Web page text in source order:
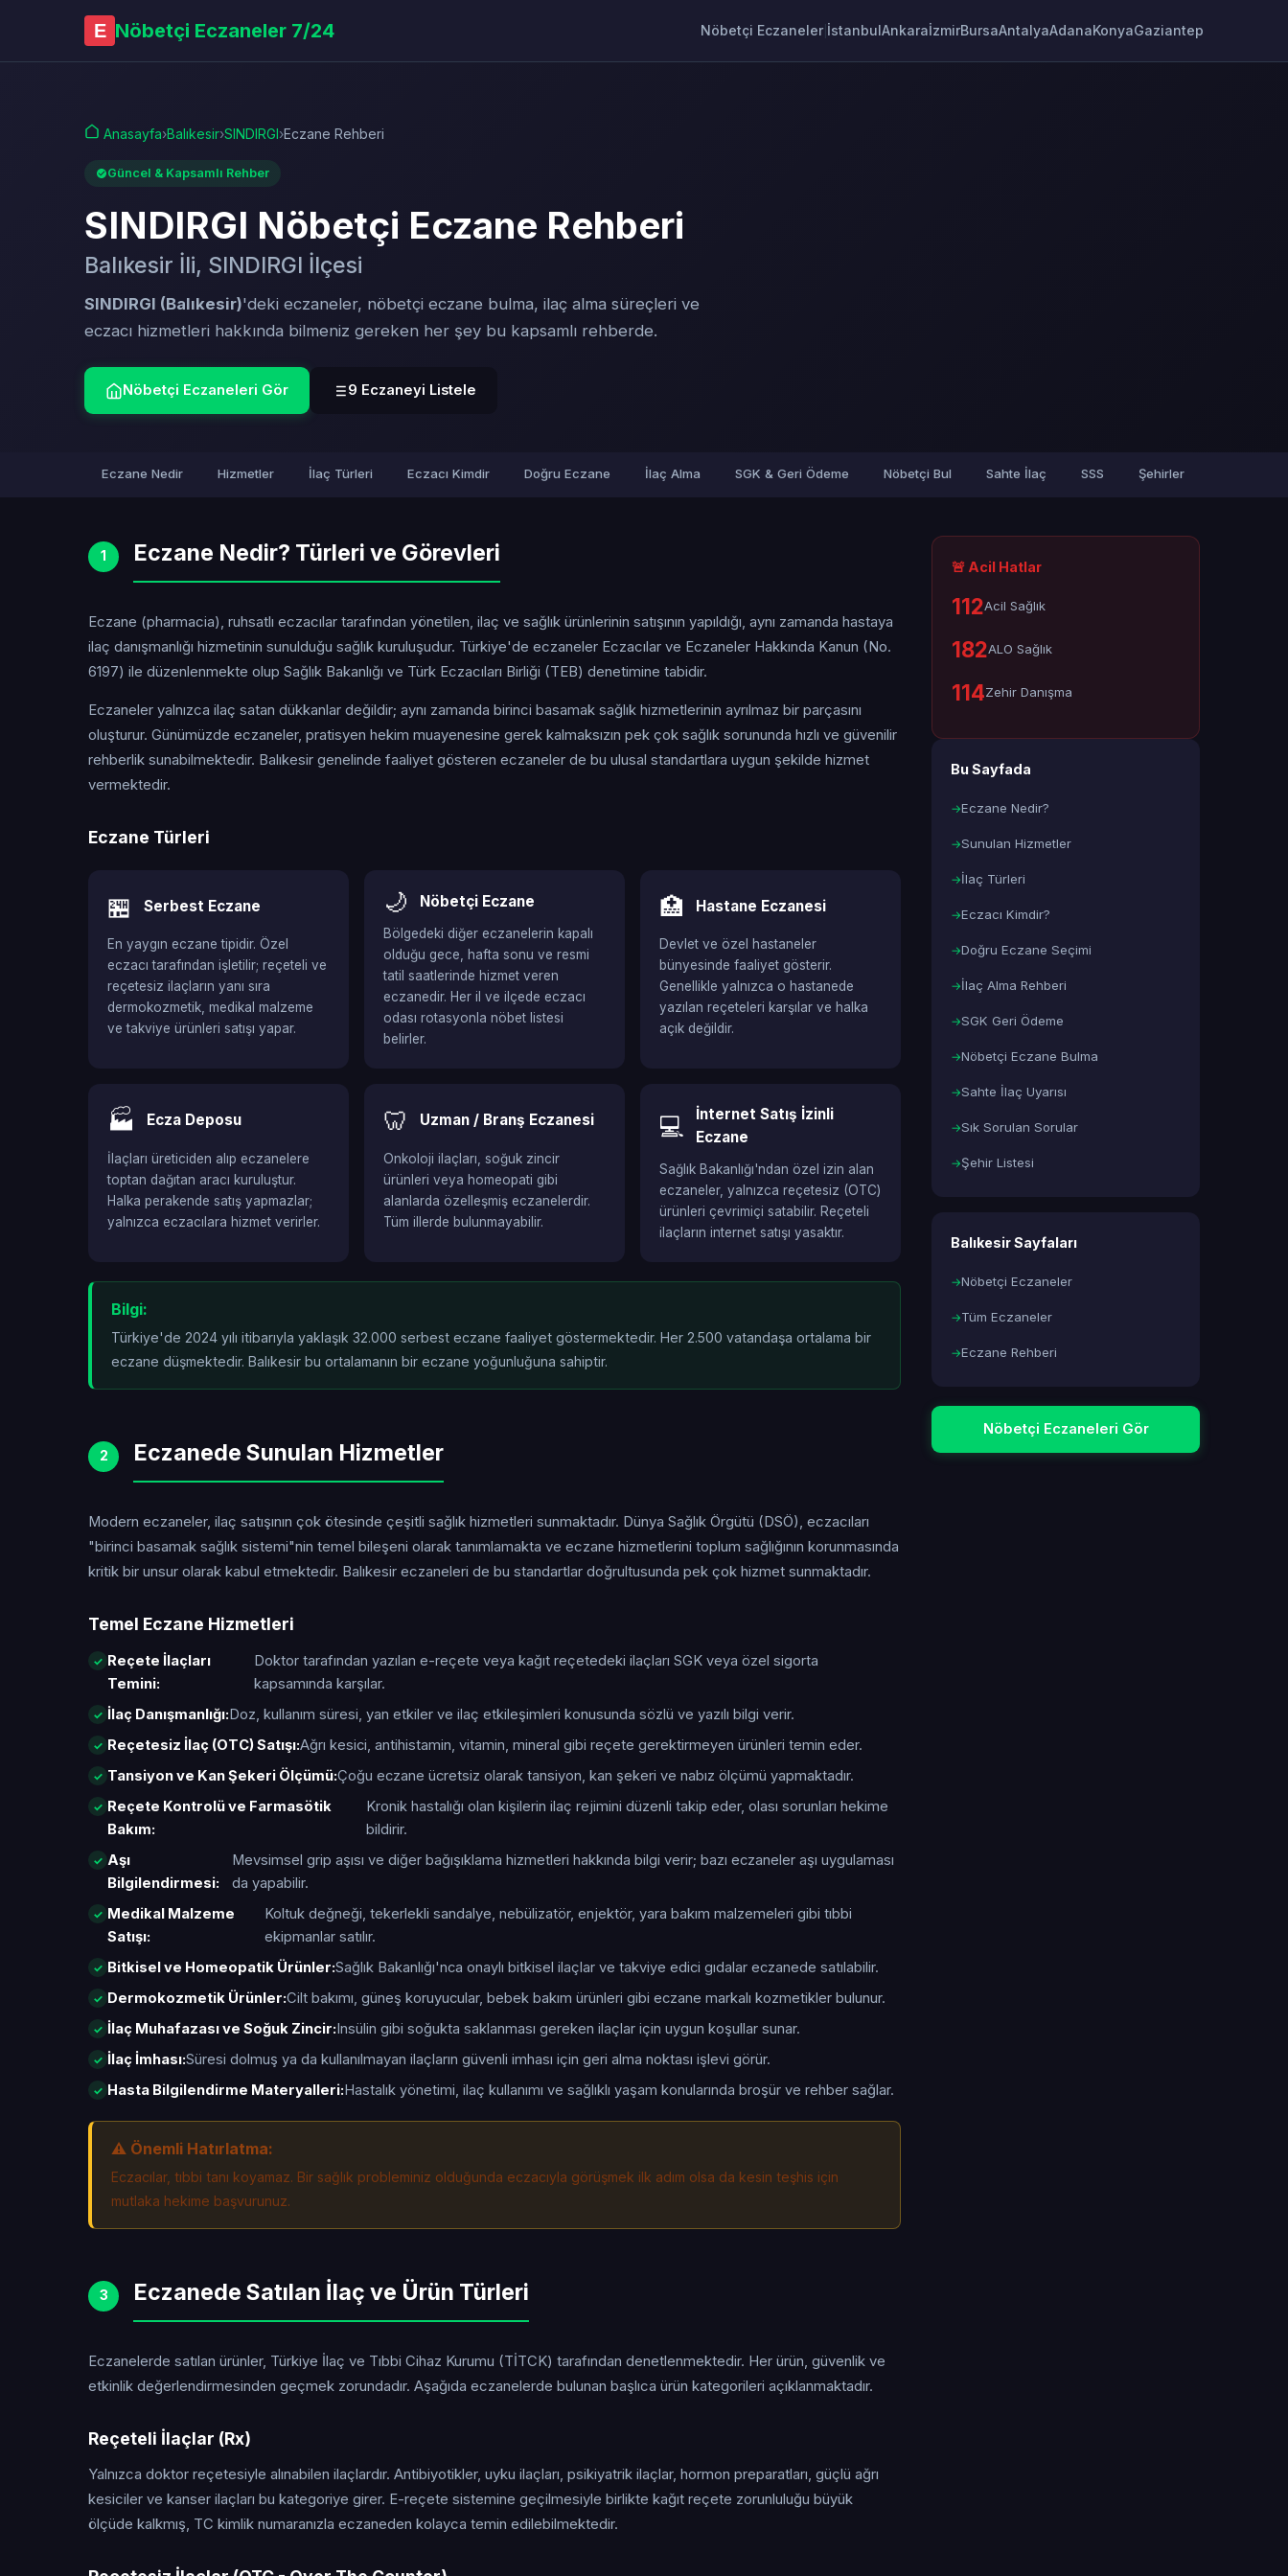
E Nöbetçi Eczaneler 7/24 Nöbetçi Eczaneler İstanbulAnkaraİzmirBursaAntalyaAdanaKonyaGaziantep
Anasayfa›Balıkesir›SINDIRGI›Eczane Rehberi
Güncel & Kapsamlı Rehber
SINDIRGI Nöbetçi Eczane Rehberi
Balıkesir İli, SINDIRGI İlçesi
SINDIRGI (Balıkesir)'deki eczaneler, nöbetçi eczane bulma, ilaç alma süreçleri ve
eczacı hizmetleri hakkında bilmeniz gereken her şey bu kapsamlı rehberde.
Nöbetçi Eczaneleri Gör 9 Eczaneyi Listele
Eczane Nedir Hizmetler İlaç Türleri Eczacı Kimdir Doğru Eczane İlaç Alma SGK & Geri Ödeme Nöbetçi Bul Sahte İlaç SSS Şehirler
1 Eczane Nedir? Türleri ve Görevleri
Eczane (pharmacia), ruhsatlı eczacılar tarafından yönetilen, ilaç ve sağlık ürünlerinin satışının yapıldığı, aynı zamanda hastaya
ilaç danışmanlığı hizmetinin sunulduğu sağlık kuruluşudur. Türkiye'de eczaneler Eczacılar ve Eczaneler Hakkında Kanun (No.
6197) ile düzenlenmekte olup Sağlık Bakanlığı ve Türk Eczacıları Birliği (TEB) denetimine tabidir.
Eczaneler yalnızca ilaç satan dükkanlar değildir; aynı zamanda birinci basamak sağlık hizmetlerinin ayrılmaz bir parçasını
oluşturur. Günümüzde eczaneler, pratisyen hekim muayenesine gerek kalmaksızın pek çok sağlık sorununda hızlı ve güvenilir
rehberlik sunabilmektedir. Balıkesir genelinde faaliyet gösteren eczaneler de bu ulusal standartlara uygun şekilde hizmet
vermektedir.
Eczane Türleri
🏪 Serbest Eczane
En yaygın eczane tipidir. Özel
eczacı tarafından işletilir; reçeteli ve
reçetesiz ilaçların yanı sıra
dermokozmetik, medikal malzeme
ve takviye ürünleri satışı yapar.
🌙 Nöbetçi Eczane
Bölgedeki diğer eczanelerin kapalı
olduğu gece, hafta sonu ve resmi
tatil saatlerinde hizmet veren
eczanedir. Her il ve ilçede eczacı
odası rotasyonla nöbet listesi
belirler.
🏥 Hastane Eczanesi
Devlet ve özel hastaneler
bünyesinde faaliyet gösterir.
Genellikle yalnızca o hastanede
yazılan reçeteleri karşılar ve halka
açık değildir.
🏭 Ecza Deposu
İlaçları üreticiden alıp eczanelere
toptan dağıtan aracı kuruluştur.
Halka perakende satış yapmazlar;
yalnızca eczacılara hizmet verirler.
🦷 Uzman / Branş Eczanesi
Onkoloji ilaçları, soğuk zincir
ürünleri veya homeopati gibi
alanlarda özelleşmiş eczanelerdir.
Tüm illerde bulunmayabilir.
💻
İnternet Satış İzinli
Eczane
Sağlık Bakanlığı'ndan özel izin alan
eczaneler, yalnızca reçetesiz (OTC)
ürünleri çevrimiçi satabilir. Reçeteli
ilaçların internet satışı yasaktır.
Bilgi:
Türkiye'de 2024 yılı itibarıyla yaklaşık 32.000 serbest eczane faaliyet göstermektedir. Her 2.500 vatandaşa ortalama bir
eczane düşmektedir. Balıkesir bu ortalamanın bir eczane yoğunluğuna sahiptir.
2 Eczanede Sunulan Hizmetler
Modern eczaneler, ilaç satışının çok ötesinde çeşitli sağlık hizmetleri sunmaktadır. Dünya Sağlık Örgütü (DSÖ), eczacıları
"birinci basamak sağlık sistemi"nin temel bileşeni olarak tanımlamakta ve eczane hizmetlerini toplum sağlığının korunmasında
kritik bir unsur olarak kabul etmektedir. Balıkesir eczaneleri de bu standartlar doğrultusunda pek çok hizmet sunmaktadır.
Temel Eczane Hizmetleri
Reçete İlaçları
Temini:
Doktor tarafından yazılan e-reçete veya kağıt reçetedeki ilaçları SGK veya özel sigorta
kapsamında karşılar.
İlaç Danışmanlığı:Doz, kullanım süresi, yan etkiler ve ilaç etkileşimleri konusunda sözlü ve yazılı bilgi verir.
Reçetesiz İlaç (OTC) Satışı:Ağrı kesici, antihistamin, vitamin, mineral gibi reçete gerektirmeyen ürünleri temin eder.
Tansiyon ve Kan Şekeri Ölçümü:Çoğu eczane ücretsiz olarak tansiyon, kan şekeri ve nabız ölçümü yapmaktadır.
Reçete Kontrolü ve Farmasötik
Bakım:
Kronik hastalığı olan kişilerin ilaç rejimini düzenli takip eder, olası sorunları hekime
bildirir.
Aşı
Bilgilendirmesi:
Mevsimsel grip aşısı ve diğer bağışıklama hizmetleri hakkında bilgi verir; bazı eczaneler aşı uygulaması
da yapabilir.
Medikal Malzeme
Satışı:
Koltuk değneği, tekerlekli sandalye, nebülizatör, enjektör, yara bakım malzemeleri gibi tıbbi
ekipmanlar satılır.
Bitkisel ve Homeopatik Ürünler:Sağlık Bakanlığı'nca onaylı bitkisel ilaçlar ve takviye edici gıdalar eczanede satılabilir.
Dermokozmetik Ürünler:Cilt bakımı, güneş koruyucular, bebek bakım ürünleri gibi eczane markalı kozmetikler bulunur.
İlaç Muhafazası ve Soğuk Zincir:Insülin gibi soğukta saklanması gereken ilaçlar için uygun koşullar sunar.
İlaç İmhası:Süresi dolmuş ya da kullanılmayan ilaçların güvenli imhası için geri alma noktası işlevi görür.
Hasta Bilgilendirme Materyalleri:Hastalık yönetimi, ilaç kullanımı ve sağlıklı yaşam konularında broşür ve rehber sağlar.
⚠️ Önemli Hatırlatma:
Eczacılar, tıbbi tanı koyamaz. Bir sağlık probleminiz olduğunda eczacıyla görüşmek ilk adım olsa da kesin teşhis için
mutlaka hekime başvurunuz.
3 Eczanede Satılan İlaç ve Ürün Türleri
Eczanelerde satılan ürünler, Türkiye İlaç ve Tıbbi Cihaz Kurumu (TİTCK) tarafından denetlenmektedir. Her ürün, güvenlik ve
etkinlik değerlendirmesinden geçmek zorundadır. Aşağıda eczanelerde bulunan başlıca ürün kategorileri açıklanmaktadır.
Reçeteli İlaçlar (Rx)
Yalnızca doktor reçetesiyle alınabilen ilaçlardır. Antibiyotikler, uyku ilaçları, psikiyatrik ilaçlar, hormon preparatları, güçlü ağrı
kesiciler ve kanser ilaçları bu kategoriye girer. E-reçete sistemine geçilmesiyle birlikte kağıt reçete zorunluluğu büyük
ölçüde kalkmış, TC kimlik numaranızla eczaneden kolayca temin edilebilmektedir.
🚨 Acil Hatlar
112Acil Sağlık
182ALO Sağlık
114Zehir Danışma
Bu Sayfada
Eczane Nedir?
Sunulan Hizmetler
İlaç Türleri
Eczacı Kimdir?
Doğru Eczane Seçimi
İlaç Alma Rehberi
SGK Geri Ödeme
Nöbetçi Eczane Bulma
Sahte İlaç Uyarısı
Sık Sorulan Sorular
Şehir Listesi
Balıkesir Sayfaları
Nöbetçi Eczaneler
Tüm Eczaneler
Eczane Rehberi
Nöbetçi Eczaneleri Gör